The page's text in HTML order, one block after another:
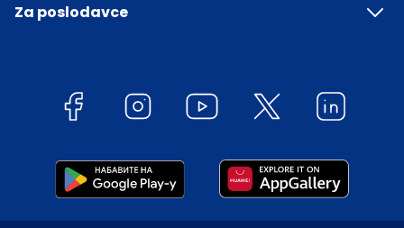
Za poslodavce